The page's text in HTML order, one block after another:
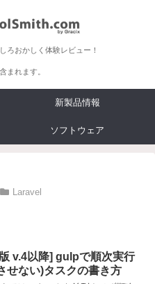
ろおかしく体験レビュー！
まれます。
新製品情報
ソフトウェア
Laravel
v.4以降] gulpで順次実行
せない)タスクの書き方